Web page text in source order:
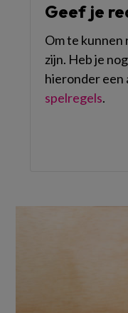
Geef je
Om te kunnen
zijn. Heb je
hieronder een
spelregels.